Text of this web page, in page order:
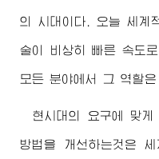
의 시대이다. 오늘 세계
술이 비상히 빠른 속도로
모든 분야에서 그 역할
현시대의 요구에 맞
방법을 개선하는것은